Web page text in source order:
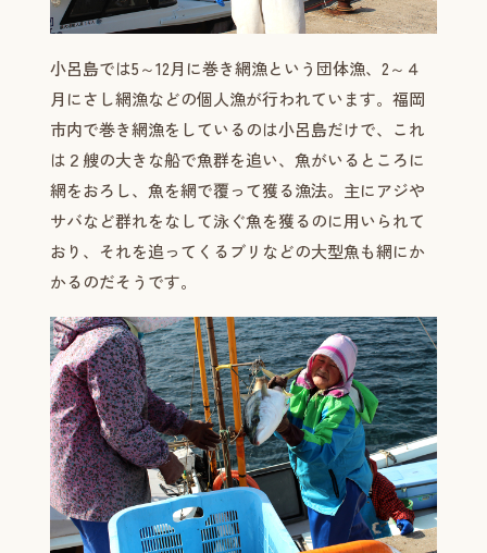
小呂島では5～12月に巻き網漁という団体漁、2～４
月にさし網漁などの個人漁が行われています。福岡
市内で巻き網漁をしているのは小呂島だけで、これ
は２艘の大きな船で魚群を追い、魚がいるところに
網をおろし、魚を網で覆って獲る漁法。主にアジや
サバなど群れをなして泳ぐ魚を獲るのに用いられて
おり、それを追ってくるブリなどの大型魚も網にか
かるのだそうです。